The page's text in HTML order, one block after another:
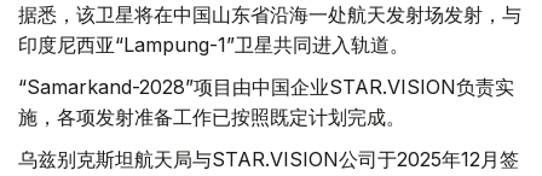
据悉，该卫星将在中国山东省沿海一处航天发射场发射，与
印度尼西亚“Lampung-1”卫星共同进入轨道。
“Samarkand-2028”项目由中国企业STAR.VISION负责实
施，各项发射准备工作已按照既定计划完成。
乌兹别克斯坦航天局与STAR.VISION公司于2025年12月签